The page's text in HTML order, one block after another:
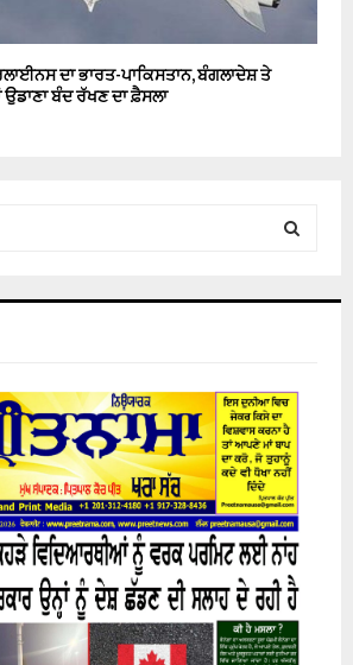
ਦਾ ਭਾਰਤ-ਪਾਕਿਸਤਾਨ, ਬੰਗਲਾਦੇਸ਼ ਤੇ
ਬੰਦ ਰੱਖਣ ਦਾ ਫ਼ੈਸਲਾ
R
C
H